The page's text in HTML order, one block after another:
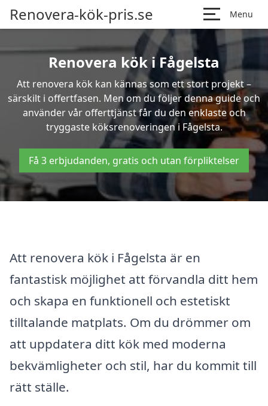
Renovera-kök-pris.se Menu
Renovera kök i Fågelsta
Att renovera kök kan kännas som ett stort projekt –
särskilt i offertfasen. Men om du följer denna guide och
använder vår offerttjänst får du den enklaste och
tryggaste köksrenoveringen i Fågelsta.
Få 3 erbjudanden, gratis och utan förpliktelser
Att renovera kök i Fågelsta är en
fantastisk möjlighet att förvandla ditt hem
och skapa en funktionell och estetiskt
tilltalande matplats. Om du drömmer om
att uppdatera ditt kök med moderna
bekvämligheter och stil, har du kommit till
rätt ställe.